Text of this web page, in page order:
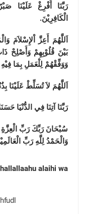
رَبَّنَا أَفْرِغْ عَلَيْنَا
الْكَافِرِيْنَ.
اَللَّهُمَ أَعِزَّ اْلإِسْلاَمَ
بَيْنَ قُلُوْبِهِمْ وَأَصْلِحْ
وَوَفِّقْهُمْ لِلْعَمَلِ بِمَا
اَللَّهُمَ لاَ تُسَلِّطْ عَلَيْنَا
رَبَّنَا آتِنَا فِي الدُّنْيَا
سُبْحَانَ رَبِّكَ رَبِّ
وَالْحَمْدُ لِلَّهِ رَبِّ
alaihi wa